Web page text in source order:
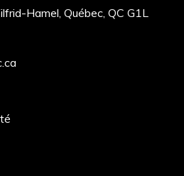
projet *
Hamel, Québec, QC G1L